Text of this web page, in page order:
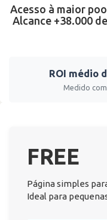
Acesso à maior
Alcance +38.000
ROI médio
Medido
FREE
Página simples
Ideal para